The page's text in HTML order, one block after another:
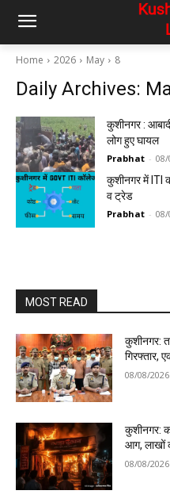
Home 2026 May 8
Daily Archives:
कुशीनगर :
लोग हुए घायल
Prabhat - 08/
कुशीनगर में ITI
व ट्रेड
Prabhat - 08/
MOST READ
कुशीनगर:
गिरफ्तार,
08/08/2026
कुशीनगर:
आग, लाखों
08/08/2026